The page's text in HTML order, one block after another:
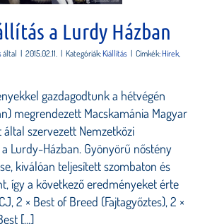
a Lurdy Házban
által | 2015.02.11. | Kategóriák:Kiállítás | Címkék:Hírek,
gazdagodtunk a hétvégén
megrendezett Macskamánia Magyar
által szervezett Nemzetközi
Lurdy-Házban. Gyönyörű nőstény
kiválóan teljesített szombaton és
így a következő eredményeket érte
2 × Best of Breed (Fajtagyőztes), 2 ×
[...]